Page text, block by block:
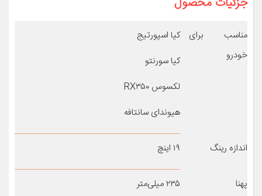
مناسب برای
خودرو
کیا اسپورتیج
کیا سورنتو
لکسوس RX۳۵۰
هیوندای سانتافه
اندازه رینگ ۱۹ اینچ
پهنا ۲۳۵ میلی‌متر